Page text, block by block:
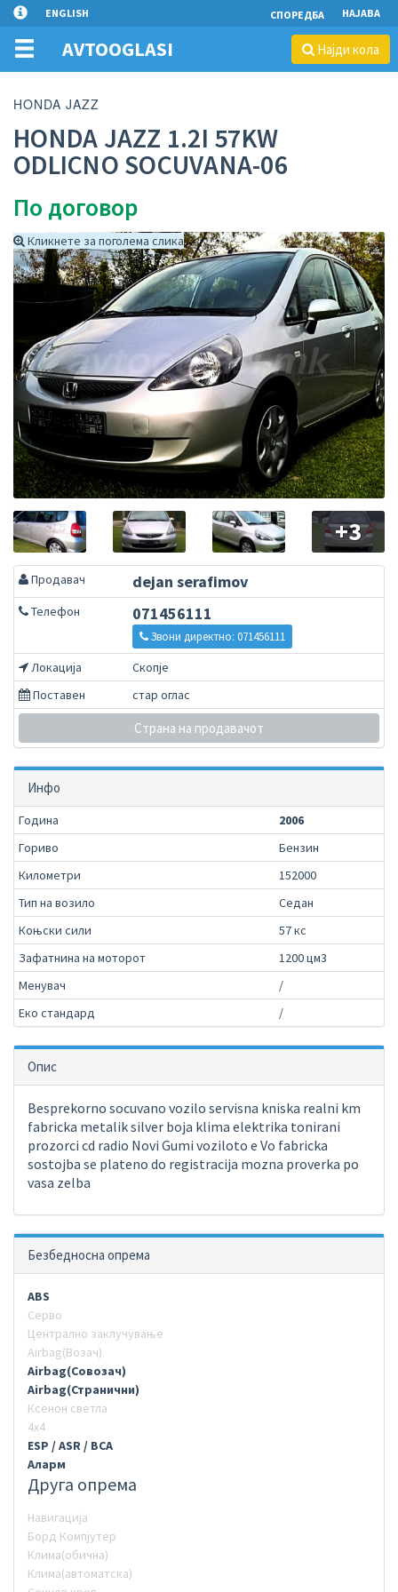
ENGLISH СПОРЕДБА НАЈАВА
AVTOOGLASI Најди кола
HONDA JAZZ
HONDA JAZZ 1.2I 57KW
ODLICNO SOCUVANA-06
По договор
Кликнете за поголема слика
+3
Продавач dejan serafimov
Телефон 071456111
Звони директно: 071456111
Локација
Скопје
Поставен
стар оглас
Страна на продавачот
Инфо
Година
2006
Гориво
Бензин
Километри
152000
Тип на возило
Седан
Коњски сили
57 кс
Зафатнина на моторот
1200 цм3
Менувач
/
Еко стандард
/
Опис
Besprekorno socuvano vozilo servisna kniska realni km
fabricka metalik silver boja klima elektrika tonirani
prozorci cd radio Novi Gumi voziloto e Vo fabricka
sostojba se plateno do registracija mozna proverka po
vasa zelba
Безбедносна опрема
ABS
Серво
Централно заклучување
Airbag(Возач)
Airbag(Совозач)
Airbag(Странични)
Ксенон светла
4х4
ESP / ASR / BCA
Аларм
Друга опрема
Навигација
Борд Компјутер
Клима(обична)
Клима(автоматска)